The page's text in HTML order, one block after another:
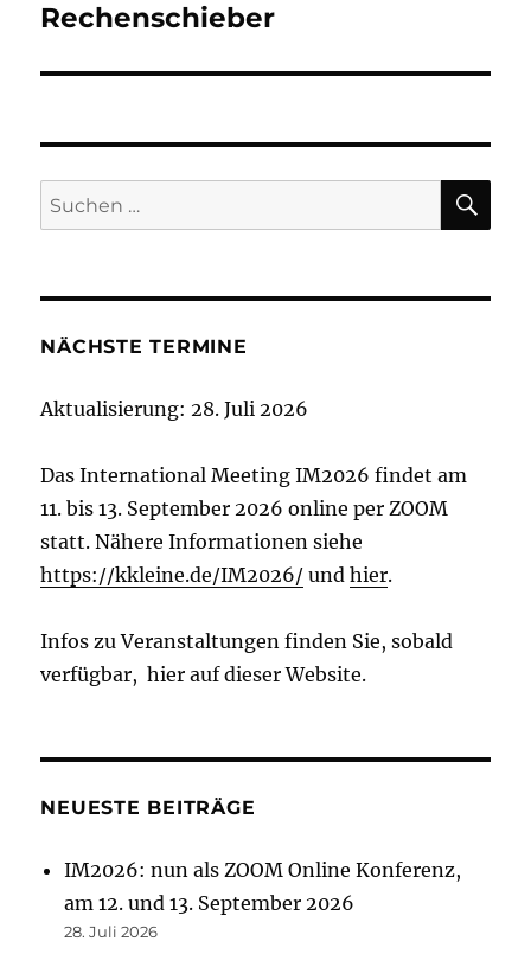
Rechenschieber
Suchen
nach:
NÄCHSTE TERMINE
Aktualisierung: 28. Juli 2026
Das International Meeting IM2026 findet am
11. bis 13. September 2026 online per ZOOM
statt. Nähere Informationen siehe
https://kkleine.de/IM2026/ undhier.
Infos zu Veranstaltungen finden Sie, sobald
verfügbar, hier auf dieser Website.
NEUESTE BEITRÄGE
IM2026: nun als ZOOM Online Konferenz,
am 12. und 13. September 2026
28. Juli 2026